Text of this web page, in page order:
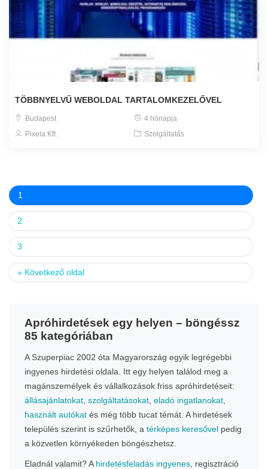
TÖBBNYELVŰ WEBOLDAL TARTALOMKEZELŐVEL
Budapest
4 hónapja
Pixela Kft.
Szolgáltatás
1
2
3
» Következő oldal
Apróhirdetések egy helyen – böngéssz
85 kategóriában
A Szuperpiac 2002 óta Magyarország egyik legrégebbi
ingyenes hirdetési oldala. Itt egy helyen találod meg a
magánszemélyek és vállalkozások friss apróhirdetéseit:
állásajánlatokat szolgáltatásokat eladó ingatlanokat
használt autókat és még több tucat témát. A hirdetések
település szerint is szűrhetők, a térképes keresővel pedig
a közvetlen környékeden böngészhetsz.
Eladnál valamit? A hirdetésfeladás ingyenes , regisztráció